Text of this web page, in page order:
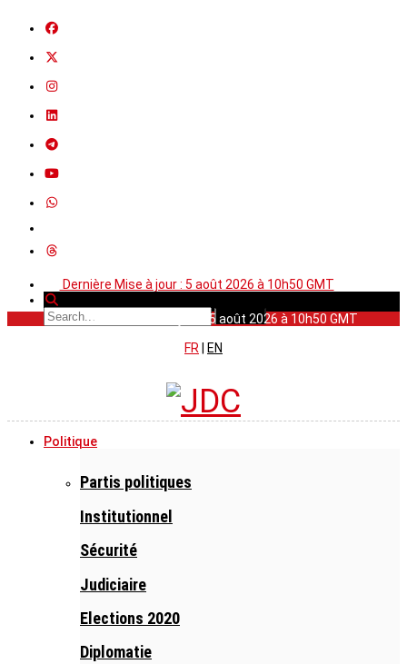
Dernière Mise à jour : 5 août 2026 à 10h50 GMT
Dernière Mise à jour : 5 août 2026 à 10h50 GMT
FR
EN
Politique
Partis politiques
Institutionnel
Sécurité
Judiciaire
Elections 2020
Diplomatie